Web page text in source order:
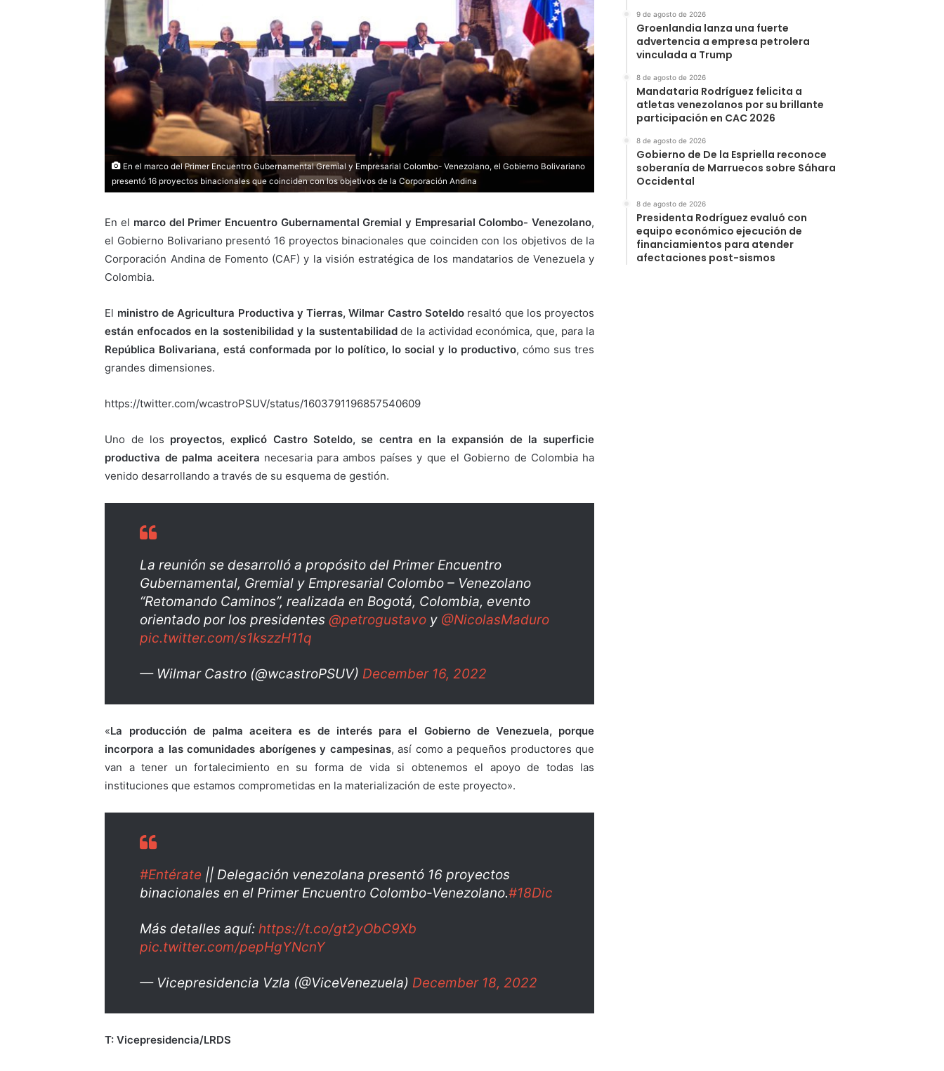
En el marco del Primer Encuentro Gubernamental Gremial y Empresarial Colombo- Venezolano, el Gobierno Bolivariano
presentó 16 proyectos binacionales que coinciden con los objetivos de la Corporación Andina
En el marco del Primer Encuentro Gubernamental Gremial y Empresarial Colombo- Venezolano,
el Gobierno Bolivariano presentó 16 proyectos binacionales que coinciden con los objetivos de la
Corporación Andina de Fomento (CAF) y la visión estratégica de los mandatarios de Venezuela y
Colombia.
El ministro de Agricultura Productiva y Tierras, Wilmar Castro Soteldo resaltó que los proyectos
están enfocados en la sostenibilidad y la sustentabilidadde la actividad económica, que, para la
República Bolivariana, está conformada por lo político, lo social y lo productivo, cómo sus tres
grandes dimensiones.
https://twitter.com/wcastroPSUV/status/1603791196857540609
Uno de los proyectos, explicó Castro Soteldo, se centra en la expansión de la superficie
productiva de palma aceitera necesaria para ambos países y que el Gobierno de Colombia ha
venido desarrollando a través de su esquema de gestión.
La reunión se desarrolló a propósito del Primer Encuentro
Gubernamental, Gremial y Empresarial Colombo – Venezolano
“Retomando Caminos”, realizada en Bogotá, Colombia, evento
orientado por los presidentes@petrogustavo y @NicolasMaduro
pic.twitter.com/s1kszzH11q
— Wilmar Castro (@wcastroPSUV) December 16, 2022
«La producción de palma aceitera es de interés para el Gobierno de Venezuela, porque
incorpora a las comunidades aborígenes y campesinas, así como a pequeños productores que
van a tener un fortalecimiento en su forma de vida si obtenemos el apoyo de todas las
instituciones que estamos comprometidas en la materialización de este proyecto».
#Entérate || Delegación venezolana presentó 16 proyectos
binacionales en el Primer Encuentro Colombo-Venezolano.#18Dic
Más detalles aquí:https://t.co/gt2yObC9Xb
pic.twitter.com/pepHgYNcnY
— Vicepresidencia Vzla (@ViceVenezuela) December 18, 2022
T: Vicepresidencia/LRDS
9 de agosto de 2026
Groenlandia lanza una fuerte
advertencia a empresa petrolera
vinculada a Trump
8 de agosto de 2026
Mandataria Rodríguez felicita a
atletas venezolanos por su brillante
participación en CAC 2026
8 de agosto de 2026
Gobierno de De la Espriella reconoce
soberanía de Marruecos sobre Sáhara
Occidental
8 de agosto de 2026
Presidenta Rodríguez evaluó con
equipo económico ejecución de
financiamientos para atender
afectaciones post-sismos